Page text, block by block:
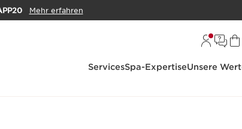
Mehr erfahren
ServicesSpa-ExpertiseUnsere